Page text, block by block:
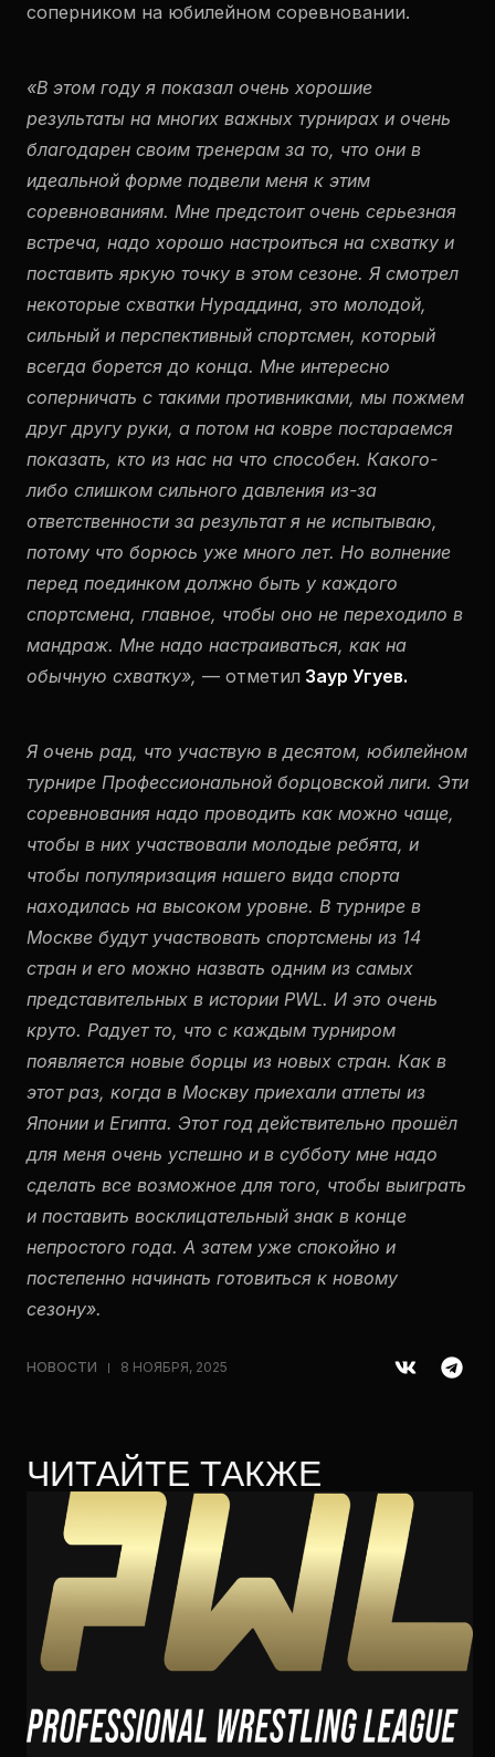
соперником на юбилейном соревновании.
«В этом году я показал очень хорошие
результаты на многих важных турнирах и очень
благодарен своим тренерам за то, что они в
идеальной форме подвели меня к этим
соревнованиям. Мне предстоит очень серьезная
встреча, надо хорошо настроиться на схватку и
поставить яркую точку в этом сезоне. Я смотрел
некоторые схватки Нураддина, это молодой,
сильный и перспективный спортсмен, который
всегда борется до конца. Мне интересно
соперничать с такими противниками, мы пожмем
друг другу руки, а потом на ковре постараемся
показать, кто из нас на что способен. Какого-
либо слишком сильного давления из-за
ответственности за результат я не испытываю,
потому что борюсь уже много лет. Но волнение
перед поединком должно быть у каждого
спортсмена, главное, чтобы оно не переходило в
мандраж. Мне надо настраиваться, как на
обычную схватку», — отметил Заур Угуев.
Я очень рад, что участвую в десятом, юбилейном
турнире Профессиональной борцовской лиги. Эти
соревнования надо проводить как можно чаще,
чтобы в них участвовали молодые ребята, и
чтобы популяризация нашего вида спорта
находилась на высоком уровне. В турнире в
Москве будут участвовать спортсмены из 14
стран и его можно назвать одним из самых
представительных в истории PWL. И это очень
круто. Радует то, что с каждым турниром
появляется новые борцы из новых стран. Как в
этот раз, когда в Москву приехали атлеты из
Японии и Египта. Этот год действительно прошёл
для меня очень успешно и в субботу мне надо
сделать все возможное для того, чтобы выиграть
и поставить восклицательный знак в конце
непростого года. А затем уже спокойно и
постепенно начинать готовиться к новому
сезону».
НОВОСТИ 8 НОЯБРЯ, 2025
ЧИТАЙТЕ ТАКЖЕ